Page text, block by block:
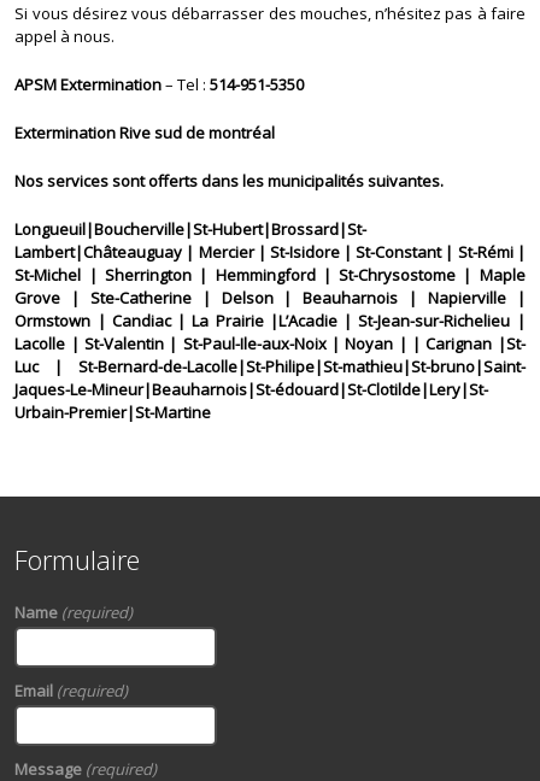
Si vous désirez vous débarrasser des mouches, n’hésitez pas à faire
appel à nous.
APSM Extermination– Tel :514-951-5350
Extermination Rive sud de montréal
Nos services sont offerts dans les municipalités suivantes.
Longueuil|Boucherville|St-Hubert|Brossard|St-
Lambert|Châteauguay | Mercier | St-Isidore | St-Constant | St-Rémi |
St-Michel | Sherrington | Hemmingford | St-Chrysostome | Maple
Grove | Ste-Catherine | Delson | Beauharnois | Napierville |
Ormstown | Candiac | La Prairie |L’Acadie | St-Jean-sur-Richelieu |
Lacolle | St-Valentin | St-Paul-Ile-aux-Noix | Noyan | | Carignan |St-
Luc | St-Bernard-de-Lacolle|St-Philipe|St-mathieu|St-bruno|Saint-
Jaques-Le-Mineur|Beauharnois|St-édouard|St-Clotilde|Lery|St-
Urbain-Premier|St-Martine
Formulaire
Name (required)
Email (required)
Message (required)